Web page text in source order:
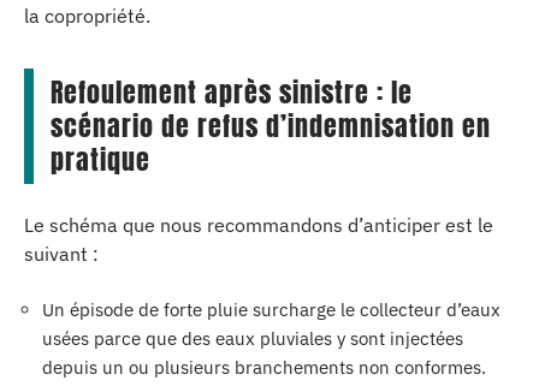
la copropriété.
Refoulement après sinistre : le
scénario de refus d’indemnisation en
pratique
Le schéma que nous recommandons d’anticiper est le
suivant :
Un épisode de forte pluie surcharge le collecteur d’eaux
usées parce que des eaux pluviales y sont injectées
depuis un ou plusieurs branchements non conformes.